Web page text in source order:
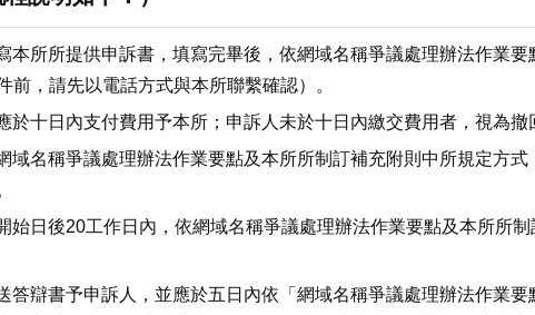
本所所提供申訴書，填寫完畢後，依網域名稱爭議處理辦法作業
前，請先以電話方式與本所聯繫確認）。
於十日內支付費用予本所；申訴人未於十日內繳交費用者，視為撤
域名稱爭議處理辦法作業要點及本所所制訂補充附則中所規定方
始日後20工作日內，依網域名稱爭議處理辦法作業要點及本所所
答辯書予申訴人，並應於五日內依「網域名稱爭議處理辦法作業要